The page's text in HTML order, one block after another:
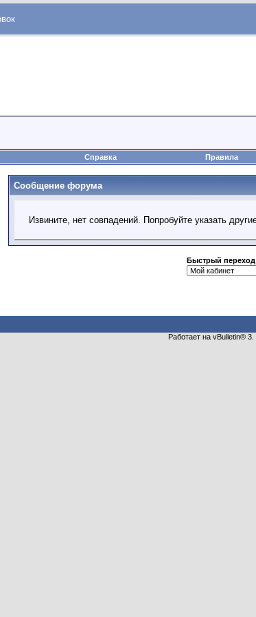
Справка Правила
Сообщение форума
Извините, нет совпадений. Попробуйте указать
Быстрый переход
Работает на vBulletin®